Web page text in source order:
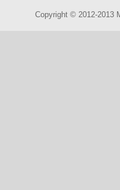
Copyright © 2012-2013